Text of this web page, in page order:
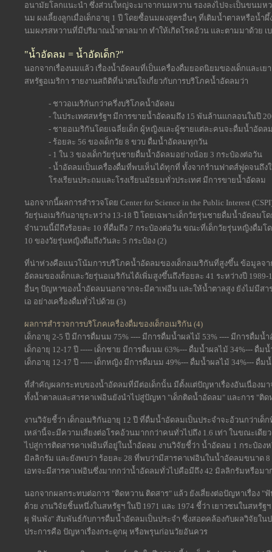
อนามัยโลกแนะนำ ซึ่งส่วนใหญ่จะมาจากนมหวาน รองลงไปจะเป็นขนม
นม ผงเลี้ยงลูกเมื่อเด็กอายุ 1 ปี โดยซื้อนมผงสูตรอื่นๆ ที่เติมน้ำตาลหรือน้ำ
นมผงรสหวานที่มีปริมาณน้ำตาลมาก ทำให้เกิดโรคอ้วน และตามมาด้วย เบ
"น้ำอัดลม = น้ำอัดเด็ก?"
นอกจากเรื่องนมแล้ว เรื่องน้ำอัดลมที่เป็นเครื่องดื่มยอดนิยมของเด็กและ
สหรัฐอเมริกา รายงานสถิติที่น่าสนใจเกี่ยวกับการบริโภคน้ำอัดลมว่า
- ชาวอเมริกันกว่าครึ่งบริโภคน้ำอัดลม
- ในประเทศสหรัฐฯ มีการขายน้ำอัดลมถึง 15 พันล้านแกลอนในปี
- ชายอเมริกันโดยเฉลี่ยเด็ก ผู้หญิงและผู้ชายแต่ละคนจะดื่มน้ำอัดล
- ร้อยละ 56 ของเด็กวัย 8 ขวบ ดื่มน้ำอัดลมทุกวัน
- 1 ใน 3 ของเด็กวัยรุ่นชายดื่มน้ำอัดลมอย่างน้อย 3 กระป๋องต่อวัน
- น้ำอัดลมเป็นเครื่องดื่มที่พบเห็นได้ทุกที่ ทั้งจากร้านฟาตส์ฟูดจนถึงใ
โรงเรียนประถมและโรงเรียนมัธยมทั่วประเทศ มีการขายน้ำอัดลม
นอกจากนี้ผลการสำรวจโดย Center for Science in the Public Interest
วัยรุ่นอเมริกันอายุระหว่าง 13-18 ปี โดยเฉพาะเด็กวัยรุ่นชายดื่มน้ำอัดลม
จำนวนนี้มีถึงร้อยละ 10 ที่ดื่มถึง 7 กระป๋องต่อวัน ขณะที่เด็กวัยรุ่นหญิงดื่มโ
10 ของวัยรุ่นหญิงดื่มถึงวันละ 5 กระป๋อง (2)
ที่น่าห่วงคือแนวโน้มการบริโภคน้ำอัดลมของเด็กอเมริกันที่สูงขึ้น ข้อมูลจ
อัดลมของเด็กและวัยรุ่นอเมริกันได้เพิ่มสูงขึ้นถึงร้อยละ 41 ระหว่างปี
อื่นๆ ปัญหาของน้ำอัดลมนอกจากจะมีคาเฟอีน และให้น้ำตาลสูง ยังไม่มีส
เอ อย่างเครื่องดื่มทั่วไปด้วย (3)
ผลการสำรวจการบริโภคเครื่องดื่มของเด็กอเมริกัน (4)
เด็กอายุ 2-5 ปี มีการดื่มนม 75% ---- มีการดื่มน้ำผลไม้ 53% ---- มีการดื่มน้
เด็กอายุ 12-17 ปี ----- เด็กชาย มีการดื่มนม 63%--- ดื่มน้ำผลไม้ 34%--- ดื่ม
เด็กอายุ 12-17 ปี ----- เด็กหญิง มีการดื่มนม 49%--- ดื่มน้ำผลไม้ 34%--- ดื่ม
ที่สำคัญผลกระทบของน้ำอัดลมที่มีต่อเด็กนั้น มีตั้งแต่ปัญหาเรื่องอันเนื่องม
ทั้งน้ำตาลและสารคาเฟอินยังนำไปสู่ปัญหา "เด็กติดน้ำอัดลม" และการ "ติ
งานวิจัยชี้ว่า เด็กอเมริกันอายุ 12 ปี ที่ดื่มน้ำอัดลมเป็นประจำจะอ้วนกว่าเ
เหล่านี้จะมีความเสี่ยงต่อโรคอ้วนมากกว่าคนทั่วไปถึง 1.6 เท่า ในขณะเดี
ไปสู่การติดสารคาเฟอินที่อยู่ในน้ำอัดลม งานวิจัยชี้ว่า น้ำอัดลม 1 กระป๋อง
มิลลิกรัม และยังพบว่า ร้อยละ 28 ที่พบว่ามีสารคาเฟอินในน้ำอัดลมขนาด
เอทจะมีสารคาเฟอินซึ่งมากกว่าน้ำอัดลมทั่วไปคือมีถึง 42 มิลลิกรัมหรือมา
นอกจากผลกระทบต่อการ "ติดหวาน ติดสาร" แล้ว ยังเสี่ยงต่อปัญหาเรื่อง
ด้วย งานวิจัยชิ้นหนึ่งในสหรัฐฯ ในปี 1971 และ 1974 ชี้ว่า เยาวชนในสหรั
ผุ ฟันพัง" สัมพันธ์กับการดื่มน้ำอัดลมเป็นประจำ ซึ่งสอดคล้องกับผลวิจัยใน
ประการคือ ปัญหาเรื่องกระดูกผุ หรือพรุนก่อนวัยอันควร